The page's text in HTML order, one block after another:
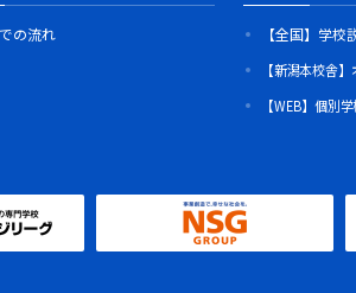
の流れ
【全国】学校
【新潟本校舎
【WEB】個別